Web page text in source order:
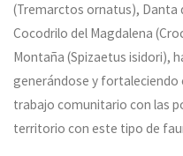
(Tremarctos ornatus), Danta
Cocodrilo del Magdalena
Montaña (Spizaetus isidori),
generándose y fortaleciendo
trabajo comunitario con las
territorio con este tipo de